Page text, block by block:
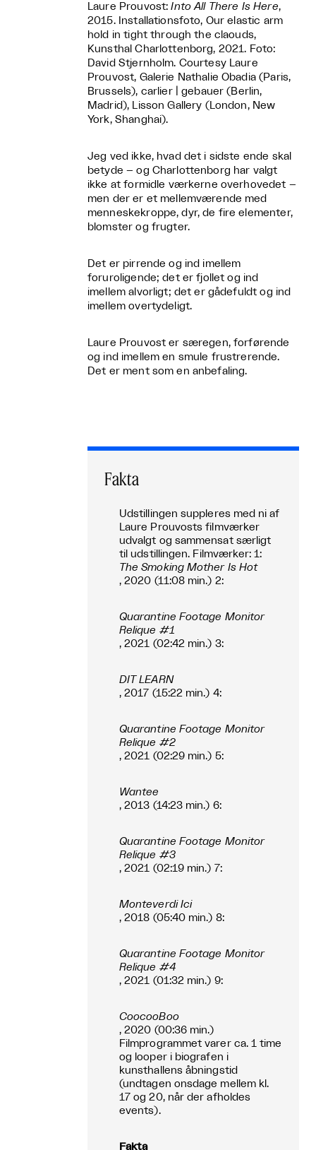
Laure Prouvost:Into All There Is Here,
2015. Installationsfoto, Our elastic arm
hold in tight through the claouds,
Kunsthal Charlottenborg, 2021. Foto:
David Stjernholm. Courtesy Laure
Prouvost, Galerie Nathalie Obadia (Paris,
Brussels), carlier | gebauer (Berlin,
Madrid), Lisson Gallery (London, New
York, Shanghai).
Jeg ved ikke, hvad det i sidste ende skal
betyde – og Charlottenborg har valgt
ikke at formidle værkerne overhovedet –
men der er et mellemværende med
menneskekroppe, dyr, de fire elementer,
blomster og frugter.
Det er pirrende og ind imellem
foruroligende; det er fjollet og ind
imellem alvorligt; det er gådefuldt og ind
imellem overtydeligt.
Laure Prouvost er særegen, forførende
og ind imellem en smule frustrerende.
Det er ment som en anbefaling.
Fakta
Udstillingen suppleres med ni af
Laure Prouvosts filmværker
udvalgt og sammensat særligt
til udstillingen. Filmværker: 1:
The Smoking Mother Is Hot
, 2020 (11:08 min.) 2:
Quarantine Footage Monitor
Relique #1
, 2021 (02:42 min.) 3:
DIT LEARN
, 2017 (15:22 min.) 4:
Quarantine Footage Monitor
Relique #2
, 2021 (02:29 min.) 5:
Wantee
, 2013 (14:23 min.) 6:
Quarantine Footage Monitor
Relique #3
, 2021 (02:19 min.) 7:
Monteverdi Ici
, 2018 (05:40 min.) 8:
Quarantine Footage Monitor
Relique #4
, 2021 (01:32 min.) 9:
CoocooBoo
, 2020 (00:36 min.)
Filmprogrammet varer ca. 1 time
og looper i biografen i
kunsthallens åbningstid
(undtagen onsdage mellem kl.
17 og 20, når der afholdes
events).
Fakta